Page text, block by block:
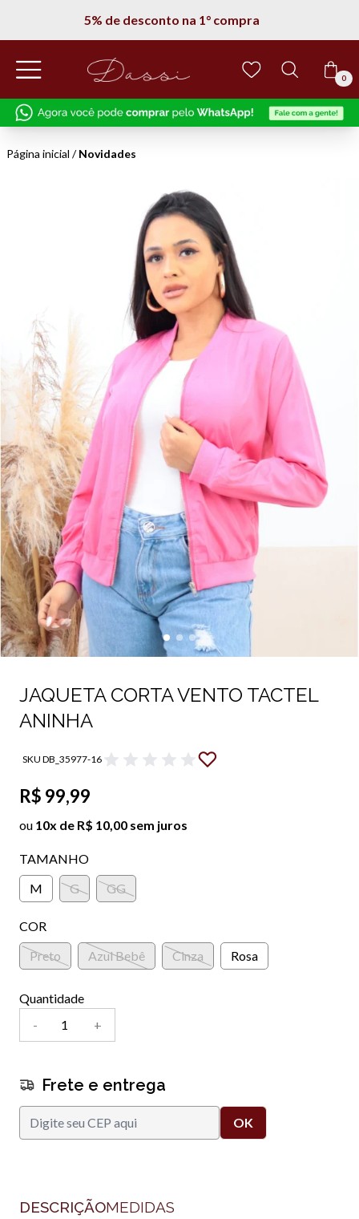
5% de desconto na 1° compra
0
Página inicial /Novidades
JAQUETA CORTA VENTO TACTEL
ANINHA
SKU DB_35977-16
R$ 99,99
ou 10x de R$ 10,00 sem juros
TAMANHO
M
G GG
COR
Preto
Azul Bebê Cinza Rosa
Quantidade
-
+
Frete e entrega
DESCRIÇÃOMEDIDAS